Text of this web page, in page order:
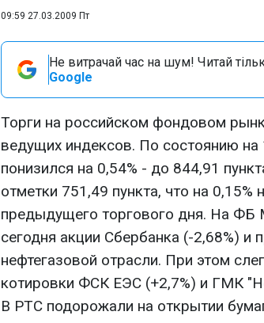
09:59 27.03.2009 Пт
Не витрачай час на шум! Читай
Google
Торги на российском фондовом
ведущих индексов. По состоянию
понизился на 0,54% - до 844,91
отметки 751,49 пункта, что на 0,15%
предыдущего торгового дня. На
сегодня акции Сбербанка (-2,68%) и
нефтегазовой отрасли. При этом
котировки ФСК ЕЭС (+2,7%) и ГМК
В РТС подорожали на открытии